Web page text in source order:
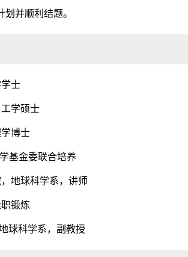
并顺利结题。
士
学硕士
博士
学基金委联合培养
地球科学系，讲师
锻炼
球科学系，副教授